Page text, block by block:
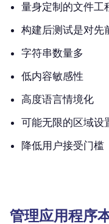
量身定制的文件工
构建后测试是对先
字符串数量多
低内容敏感性
高度语言情境化
可能无限的区域设
降低用户接受门槛
管理应用程序